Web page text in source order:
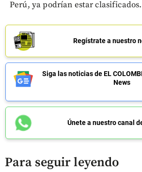
Perú, ya podrían estar clasificados.
Regístrate a nuestro
Siga las noticias de EL
News
Únete a nuestro canal
Para seguir leyendo